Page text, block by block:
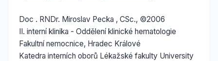
Doc . RNDr. Miroslav Pecka , CSc., ©2006
II. interní klinika - Oddělení klinické hematologie
Fakultní nemocnice, Hradec Králové
Katedra interních oborů Lékažské fakulty University